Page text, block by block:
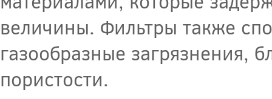
величины. Фильтры также
газообразные загрязнения,
пористости.